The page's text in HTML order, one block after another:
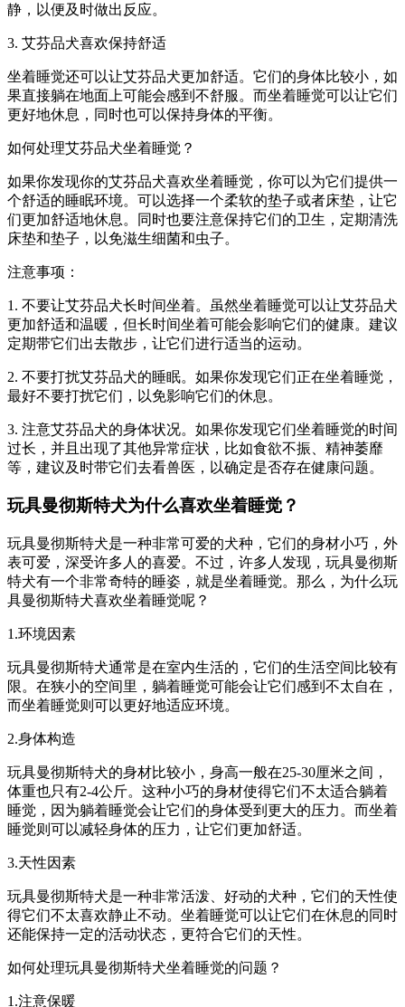
静，以便及时做出反应。
3. 艾芬品犬喜欢保持舒适
坐着睡觉还可以让艾芬品犬更加舒适。它们的身体比较小，如
果直接躺在地面上可能会感到不舒服。而坐着睡觉可以让它们
更好地休息，同时也可以保持身体的平衡。
如何处理艾芬品犬坐着睡觉？
如果你发现你的艾芬品犬喜欢坐着睡觉，你可以为它们提供一
个舒适的睡眠环境。可以选择一个柔软的垫子或者床垫，让它
们更加舒适地休息。同时也要注意保持它们的卫生，定期清洗
床垫和垫子，以免滋生细菌和虫子。
注意事项：
1. 不要让艾芬品犬长时间坐着。虽然坐着睡觉可以让艾芬品犬
更加舒适和温暖，但长时间坐着可能会影响它们的健康。建议
定期带它们出去散步，让它们进行适当的运动。
2. 不要打扰艾芬品犬的睡眠。如果你发现它们正在坐着睡觉，
最好不要打扰它们，以免影响它们的休息。
3. 注意艾芬品犬的身体状况。如果你发现它们坐着睡觉的时间
过长，并且出现了其他异常症状，比如食欲不振、精神萎靡
等，建议及时带它们去看兽医，以确定是否存在健康问题。
玩具曼彻斯特犬为什么喜欢坐着睡觉？
玩具曼彻斯特犬是一种非常可爱的犬种，它们的身材小巧，外
表可爱，深受许多人的喜爱。不过，许多人发现，玩具曼彻斯
特犬有一个非常奇特的睡姿，就是坐着睡觉。那么，为什么玩
具曼彻斯特犬喜欢坐着睡觉呢？
1.环境因素
玩具曼彻斯特犬通常是在室内生活的，它们的生活空间比较有
限。在狭小的空间里，躺着睡觉可能会让它们感到不太自在，
而坐着睡觉则可以更好地适应环境。
2.身体构造
玩具曼彻斯特犬的身材比较小，身高一般在25-30厘米之间，
体重也只有2-4公斤。这种小巧的身材使得它们不太适合躺着
睡觉，因为躺着睡觉会让它们的身体受到更大的压力。而坐着
睡觉则可以减轻身体的压力，让它们更加舒适。
3.天性因素
玩具曼彻斯特犬是一种非常活泼、好动的犬种，它们的天性使
得它们不太喜欢静止不动。坐着睡觉可以让它们在休息的同时
还能保持一定的活动状态，更符合它们的天性。
如何处理玩具曼彻斯特犬坐着睡觉的问题？
1.注意保暖